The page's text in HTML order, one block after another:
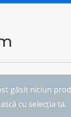
găsit niciun
cu selecția ta.